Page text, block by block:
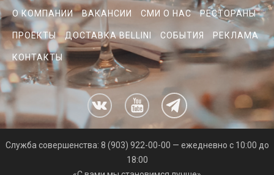
О КОМПАНИИ ВАКАНСИИ СМИ О НАС РЕСТОРАНЫ
ПРОЕКТЫ ДОСТАВКА BELLINI СОБЫТИЯ РЕКЛАМА
КОНТАКТЫ
Cлужба совершенства: 8 (903) 922-00-00 — ежедневно с 10:00 до
18:00